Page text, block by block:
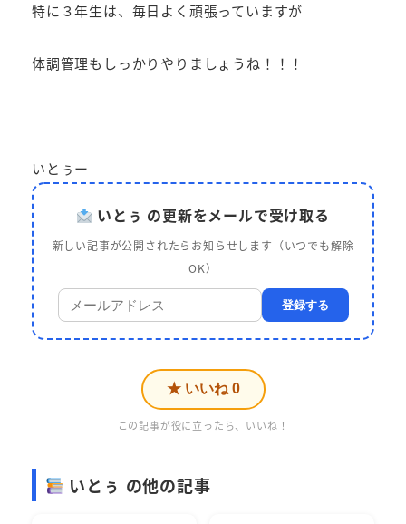
特に３年生は、毎日よく頑張っていますが
体調管理もしっかりやりましょうね！！！
いとぅー
いとぅ の更新をメールで受け取る
新しい記事が公開されたらお知らせします（いつでも解除
OK）
登録する
★ いいね 0
この記事が役に立ったら、いいね！
いとぅ の他の記事